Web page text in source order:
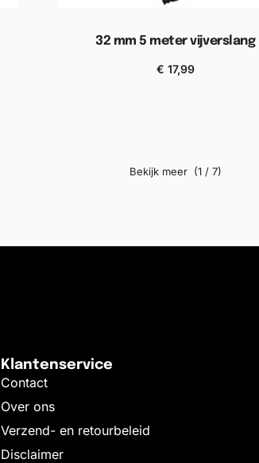
32 mm 5 meter vijverslang
€ 17,99
(1 / 7)
Klantenservice
Contact
Over ons
Verzend- en retourbeleid
Disclaimer